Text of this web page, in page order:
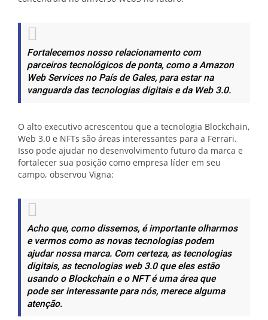
Fortalecemos nosso relacionamento com
parceiros tecnológicos de ponta, como a Amazon
Web Services no País de Gales, para estar na
vanguarda das tecnologias digitais e da Web 3.0.
O alto executivo acrescentou que a tecnologia Blockchain,
Web 3.0 e NFTs são áreas interessantes para a Ferrari.
Isso pode ajudar no desenvolvimento futuro da marca e
fortalecer sua posição como empresa líder em seu
campo, observou Vigna:
Acho que, como dissemos, é importante olharmos
e vermos como as novas tecnologias podem
ajudar nossa marca. Com certeza, as tecnologias
digitais, as tecnologias web 3.0 que eles estão
usando o Blockchain e o NFT é uma área que
pode ser interessante para nós, merece alguma
atenção.